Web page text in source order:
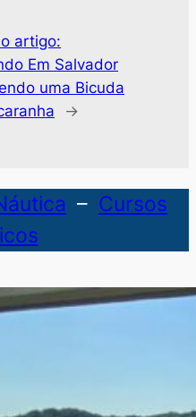
artigo:
Em Salvador
uma Bicuda
→
– Cursos